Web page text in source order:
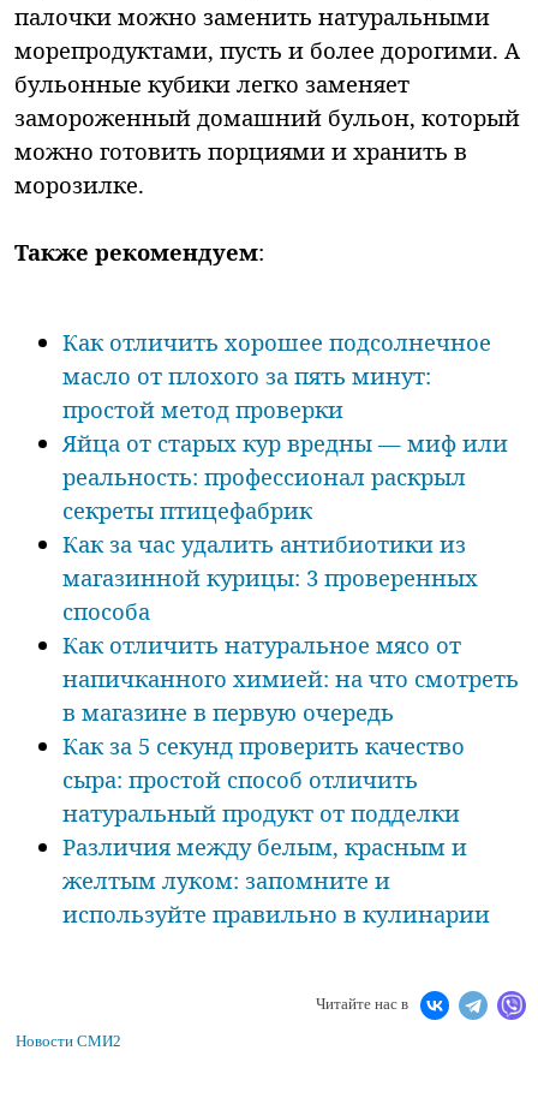
палочки можно заменить натуральными
морепродуктами, пусть и более дорогими. А
бульонные кубики легко заменяет
замороженный домашний бульон, который
можно готовить порциями и хранить в
морозилке.
Также рекомендуем:
Как отличить хорошее подсолнечное
масло от плохого за пять минут:
простой метод проверки
Яйца от старых кур вредны — миф или
реальность: профессионал раскрыл
секреты птицефабрик
Как за час удалить антибиотики из
магазинной курицы: 3 проверенных
способа
Как отличить натуральное мясо от
напичканного химией: на что смотреть
в магазине в первую очередь
Как за 5 секунд проверить качество
сыра: простой способ отличить
натуральный продукт от подделки
Различия между белым, красным и
желтым луком: запомните и
используйте правильно в кулинарии
Читайте нас в
Новости СМИ2